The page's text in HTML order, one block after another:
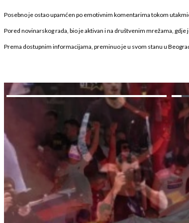
Posebno je ostao upamćen po emotivnim komentarima tokom
Pored novinarskog rada, bio je aktivan i na društvenim mrežama,
Prema dostupnim informacijama, preminuo je u svom stanu u